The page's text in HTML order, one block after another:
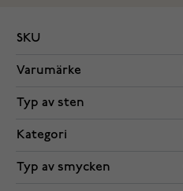
SKU
Varumärke
Typ av sten
Kategori
Typ av smycken